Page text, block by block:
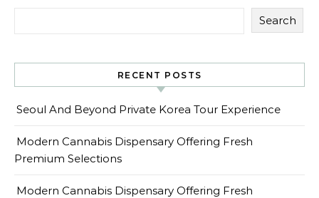
Search
RECENT POSTS
Seoul And Beyond Private Korea Tour Experience
Modern Cannabis Dispensary Offering Fresh
Premium Selections
Modern Cannabis Dispensary Offering Fresh